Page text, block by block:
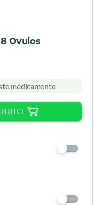
Ovulos
medicamento